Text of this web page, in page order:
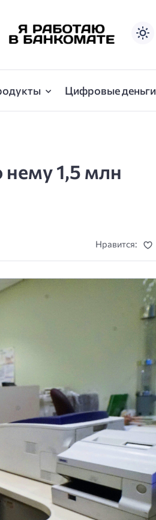
Цифровые деньги
1,5 млн
Нравится: